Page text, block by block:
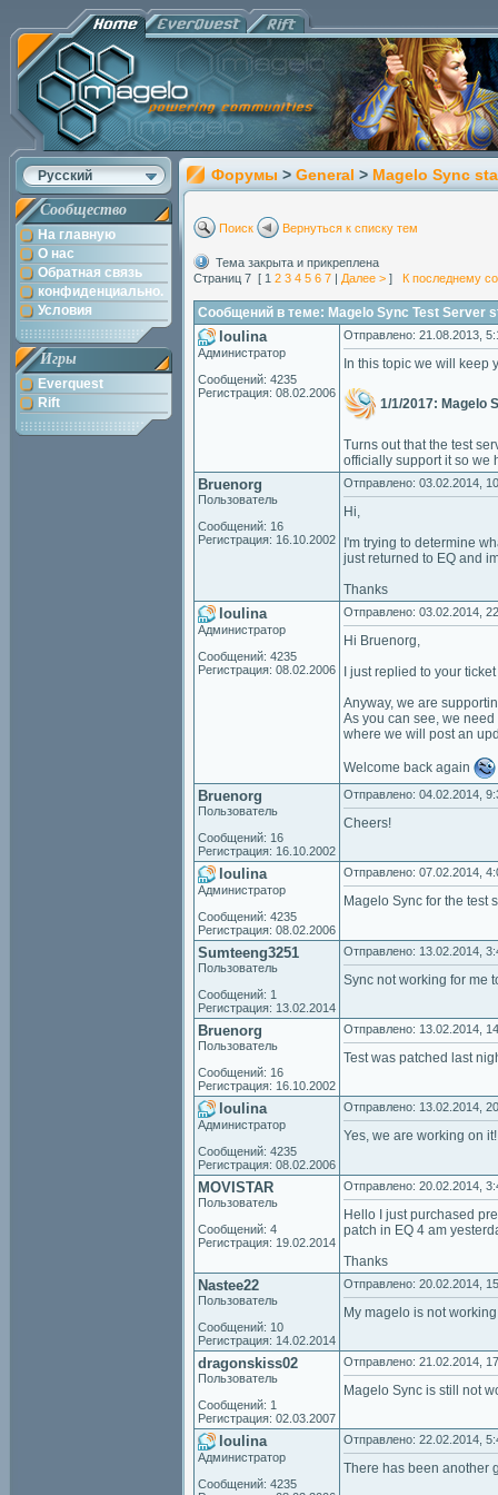
Русский
Сообщество
На главную
О нас
Обратная связь
конфиденциально.
Условия
Игры
Everquest
Rift
Форумы > General > Magelo Sync
Поиск Вернуться к списку тем
Тема закрыта и прикреплена
Страниц 7 [ 1 2 3 4 5 6 7 | Далее > ] К последнему
Сообщений в теме: Magelo Sync Test Server
loulina
Администратор
Сообщений: 4235
Регистрация: 08.02.2006
Отправлено: 21.08.2013,
In this topic we will keep
1/1/2017: Magelo
Turns out that the test
officially support it so we
Bruenorg
Пользователь
Сообщений: 16
Регистрация: 16.10.2002
Отправлено: 03.02.2014,
Hi,
I'm trying to determine
just returned to EQ and
Thanks
loulina
Администратор
Сообщений: 4235
Регистрация: 08.02.2006
Отправлено: 03.02.2014,
Hi Bruenorg,
I just replied to your
Anyway, we are
As you can see, we
where we will post an
Welcome back again
Bruenorg
Пользователь
Сообщений: 16
Регистрация: 16.10.2002
Отправлено: 04.02.2014,
Cheers!
loulina
Администратор
Сообщений: 4235
Регистрация: 08.02.2006
Отправлено: 07.02.2014,
Magelo Sync for the test
Sumteeng3251
Пользователь
Сообщений: 1
Регистрация: 13.02.2014
Отправлено: 13.02.2014,
Sync not working for me
Bruenorg
Пользователь
Сообщений: 16
Регистрация: 16.10.2002
Отправлено: 13.02.2014,
Test was patched last
loulina
Администратор
Сообщений: 4235
Регистрация: 08.02.2006
Отправлено: 13.02.2014,
Yes, we are working on it!
MOVISTAR
Пользователь
Сообщений: 4
Регистрация: 19.02.2014
Отправлено: 20.02.2014,
Hello I just purchased
patch in EQ 4 am
Thanks
Nastee22
Пользователь
Сообщений: 10
Регистрация: 14.02.2014
Отправлено: 20.02.2014,
My magelo is not
dragonskiss02
Пользователь
Сообщений: 1
Регистрация: 02.03.2007
Отправлено: 21.02.2014,
Magelo Sync is still not
loulina
Администратор
Сообщений: 4235
Отправлено: 22.02.2014,
There has been another